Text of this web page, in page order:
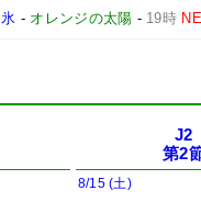
- オレンジの太陽 - 19時
J2
第2
8/15 (土)